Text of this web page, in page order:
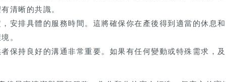
清晰的共識。
安排具體的服務時間。這將確保你在產後得到適當的休息
。
保持良好的溝通非常重要。如果有任何變動或特殊需求，